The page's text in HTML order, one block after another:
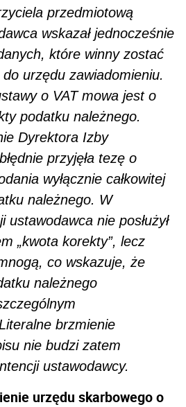
przedmiotową
wskazał jednocześnie
które winny zostać
urzędu zawiadomieniu.
o VAT mowa jest o
podatku należnego.
Dyrektora Izby
przyjęła tezę o
wyłącznie całkowitej
należnego. W
ustawodawca nie posłużył
„kwota korekty”, lecz
co wskazuje, że
należnego
brzmienie
nie budzi zatem
ustawodawcy.
urzędu skarbowego o